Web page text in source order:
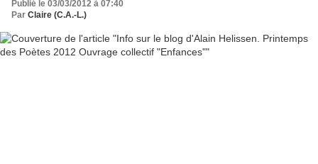
Publié le 03/03/2012 à 07:40
Par Claire (C.A.-L.)